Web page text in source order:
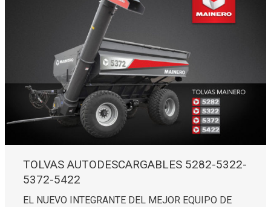
TOLVAS AUTODESCARGABLES 5282-5322-
5372-5422
EL NUEVO INTEGRANTE DEL MEJOR EQUIPO DE